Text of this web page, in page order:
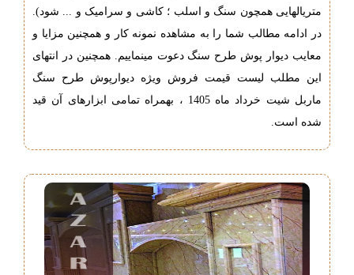
متریالهایی همچون سنگ و اسلب ؛ کاشی و سرامیک و ... شود).
در ادامه مطالب شما را به مشاهده نمونه کار و همچنین مزایا و
معایب دیوار پوش طرح سنگ دعوت مینماییم. همچنین در انتهای
این مطلب لیست قیمت فروش ویژه دیوارپوش طرح سنگ
ماربل شیت خرداد ماه 1405 ، بهمراه تمامی ابزارهای آن قید
شده است.